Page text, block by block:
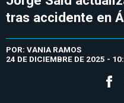
tras accidente en
POR: VANIA RAMOS
24 DE DICIEMBRE DE 2025 -